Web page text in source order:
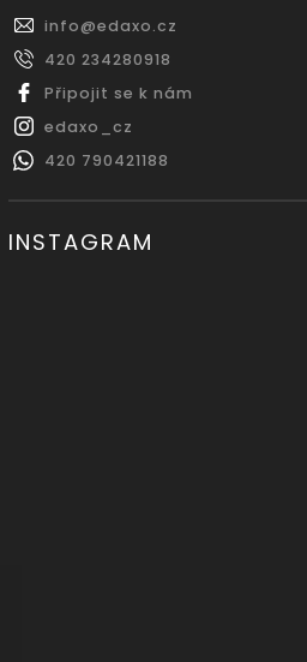
info@edaxo.cz
420 234280918
Připojit se k nám
edaxo_cz
420 790421188
INSTAGRAM